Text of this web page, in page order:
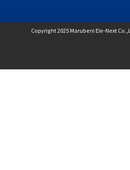
Copyright 2025 Marubeni Ele-Next